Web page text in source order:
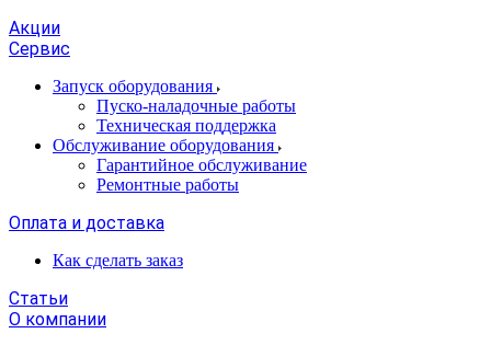
Акции
Сервис
Запуск оборудования
Пуско-наладочные работы
Техническая поддержка
Обслуживание оборудования
Гарантийное обслуживание
Ремонтные работы
Оплата и доставка
Как сделать заказ
Статьи
О компании